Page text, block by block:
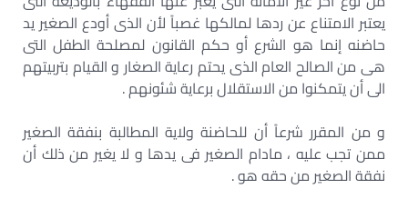
يعتبر الامتناع عن ردها لمالكها غصباً لأن الذى أودع الصغير يد
حاضنه إنما هو الشرع أو حكم القانون لمصلحة الطفل التى
هى من الصالح العام الذى يحتم رعاية الصغار و القيام بتربيتهم
الى أن يتمكنوا من الاستقلال برعاية شئونهم .
و من المقرر شرعاً أن للحاضنة ولاية المطالبة بنفقة الصغير
ممن تجب عليه ، مادام الصغير فى يدها و لا يغير من ذلك أن
نفقة الصغير من حقه هو .